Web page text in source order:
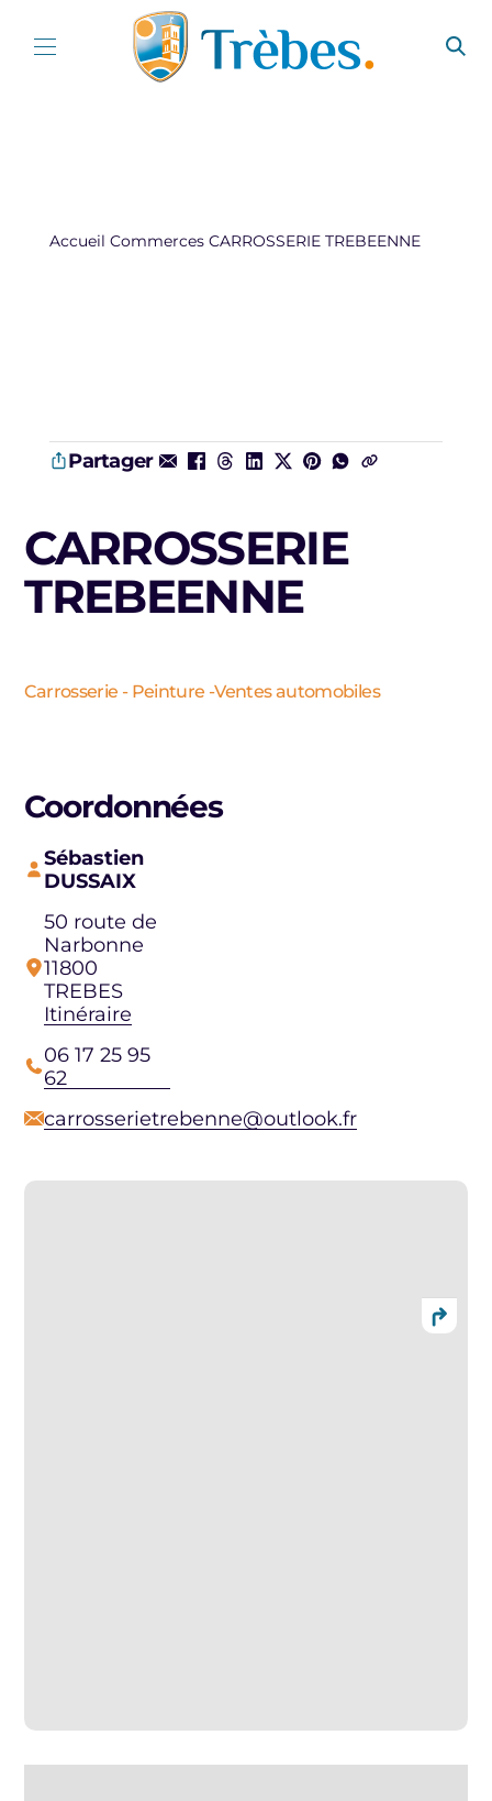
Accueil Commerces CARROSSERIE TREBEENNE
Partager
CARROSSERIE
TREBEENNE
Carrosserie - Peinture -Ventes automobiles
Coordonnées
Sébastien
DUSSAIX
50 route de
Narbonne
11800
TREBES
Itinéraire
06 17 25 95
62
carrosserietrebenne@outlook.fr